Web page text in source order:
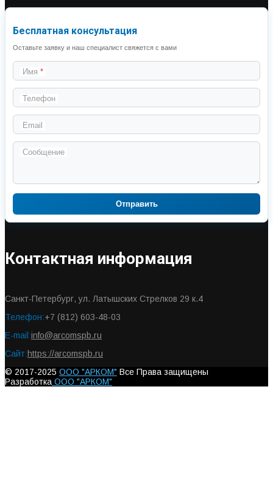
Бесплатная консультация
Оставьте заявку и наш специалист свяжется с вами
Имя
Телефон
Email
Сообщение
Отправить
Контактная информация
Санкт-Петербург, ул. Латышских Стрелков 29 к.4
Телефон:+7 (812) 603-48-03
E-mail:info@arcomspb.ru
Сайт:https://arcomspb.ru
© 2017-2025 ООО "АРКОМ" Все Права защищены
Разработка ООО "АРКОМ"